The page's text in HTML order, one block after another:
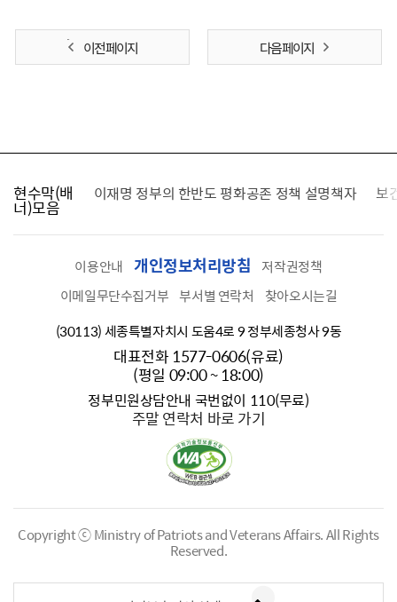
이전 페이지 다음 페이지
현수막(배
너)모음
찾습니다 이재명 정부의 한반도 평화공존 정책 설명책자 보
이용안내 개인정보처리방침
저작권정책
이메일무단수집거부 부서별 연락처
찾아오시는길
(30113) 세종특별자치시 도움4로 9 정부세종청사 9동
대표전화 1577-0606(유료)
(평일 09:00 ~ 18:00)
정부민원상담안내 국번없이 110(무료)
주말 연락처 바로 가기
Copyright ⓒ Ministry of Patriots and Veterans Affairs.All Rights
Reserved.